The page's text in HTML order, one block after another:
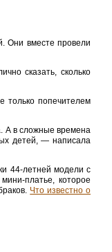
Они вместе провели
сказать, сколько
только попечителем
А в сложные времена
детей, — написала
44-летней модели с
платье, которое
Что известно о